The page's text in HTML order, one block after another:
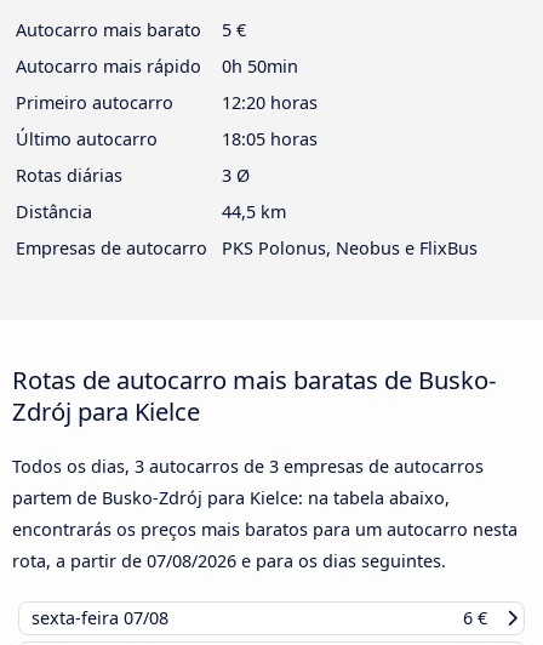
Autocarro mais barato
5 €
Autocarro mais rápido
0h 50min
Primeiro autocarro
12:20 horas
Último autocarro
18:05 horas
Rotas diárias
3 Ø
Distância
44,5 km
Empresas de autocarro
PKS Polonus, Neobus e FlixBus
Rotas de autocarro mais baratas de Busko-
Zdrój para Kielce
Todos os dias, 3 autocarros de 3 empresas de autocarros
partem de Busko-Zdrój para Kielce: na tabela abaixo,
encontrarás os preços mais baratos para um autocarro nesta
rota, a partir de 07/08/2026 e para os dias seguintes.
sexta-feira 07/08
6 €